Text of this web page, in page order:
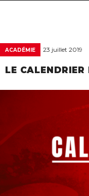
ACADÉMIE 23 juillet 2019
LE CALENDRIER